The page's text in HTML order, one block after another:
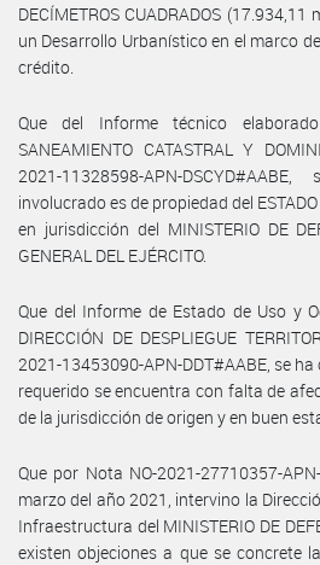
DECÍMETROS CUADRADOS
un Desarrollo Urbanístico en el marco
crédito.
Que del Informe técnico
SANEAMIENTO CATASTRAL Y
2021-11328598-APN-
involucrado es de propiedad del
en jurisdicción del MINISTERIO DE
GENERAL DEL EJÉRCITO.
Que del Informe de Estado de Uso y
DIRECCIÓN DE DESPLIEGUE
2021-13453090-APN-DDT#AABE, se
requerido se encuentra con falta de
de la jurisdicción de origen y en buen
Que por Nota NO-2021-27710357-
marzo del año 2021, intervino la
Infraestructura del MINISTERIO DE
existen objeciones a que se concrete